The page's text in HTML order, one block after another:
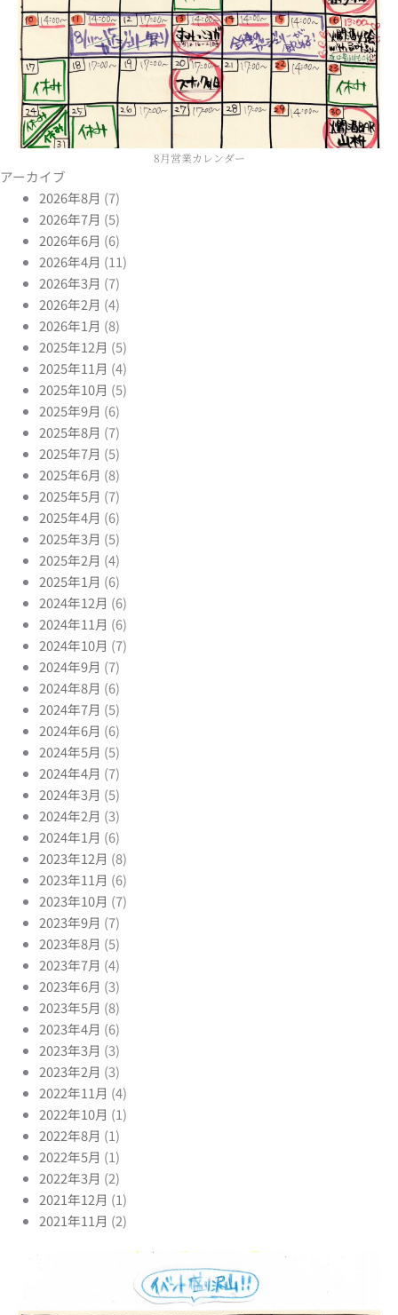
8月営業カレンダー
アーカイブ
2026年8月 (7)
2026年7月 (5)
2026年6月 (6)
2026年4月 (11)
2026年3月 (7)
2026年2月 (4)
2026年1月 (8)
2025年12月 (5)
2025年11月 (4)
2025年10月 (5)
2025年9月 (6)
2025年8月 (7)
2025年7月 (5)
2025年6月 (8)
2025年5月 (7)
2025年4月 (6)
2025年3月 (5)
2025年2月 (4)
2025年1月 (6)
2024年12月 (6)
2024年11月 (6)
2024年10月 (7)
2024年9月 (7)
2024年8月 (6)
2024年7月 (5)
2024年6月 (6)
2024年5月 (5)
2024年4月 (7)
2024年3月 (5)
2024年2月 (3)
2024年1月 (6)
2023年12月 (8)
2023年11月 (6)
2023年10月 (7)
2023年9月 (7)
2023年8月 (5)
2023年7月 (4)
2023年6月 (3)
2023年5月 (8)
2023年4月 (6)
2023年3月 (3)
2023年2月 (3)
2022年11月 (4)
2022年10月 (1)
2022年8月 (1)
2022年5月 (1)
2022年3月 (2)
2021年12月 (1)
2021年11月 (2)